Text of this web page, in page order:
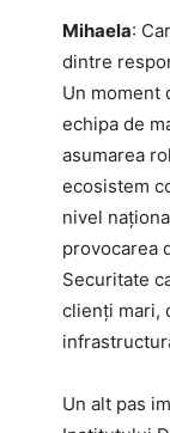
Mihaela:
dintre
Un moment
echipa de
asumarea
ecosistem
nivel
provocarea
Securitate
clienți mari,
Un alt pas